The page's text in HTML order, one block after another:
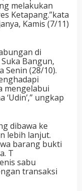
melakukan
Ketapang.”kata
Kamis (7/11)
di
Bangun,
Senin (28/10).
mengelabui
ungkap
dibawa ke
lebih lanjut.
barang bukti
T
sabu
transaksi